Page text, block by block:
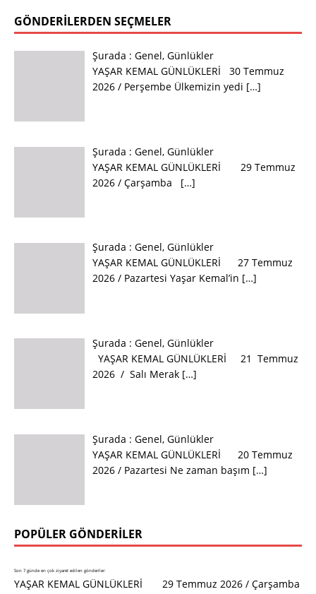
GÖNDERILERDEN SEÇMELER
Şurada : Genel, Günlükler
YAŞAR KEMAL GÜNLÜKLERİ 30 Temmuz
2026 / Perşembe Ülkemizin yedi […]
Şurada : Genel, Günlükler
YAŞAR KEMAL GÜNLÜKLERİ 29 Temmuz
2026 / Çarşamba […]
Şurada : Genel, Günlükler
YAŞAR KEMAL GÜNLÜKLERİ 27 Temmuz
2026 / Pazartesi Yaşar Kemal’in […]
Şurada : Genel, Günlükler
YAŞAR KEMAL GÜNLÜKLERİ 21 Temmuz
2026 / Salı Merak […]
Şurada : Genel, Günlükler
YAŞAR KEMAL GÜNLÜKLERİ 20 Temmuz
2026 / Pazartesi Ne zaman başım […]
POPÜLER GÖNDERILER
Son 7 günde en çok ziyaret edilen gönderiler:
YAŞAR KEMAL GÜNLÜKLERİ 29 Temmuz 2026 / Çarşamba